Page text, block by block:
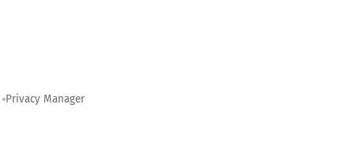
Privacy Manager